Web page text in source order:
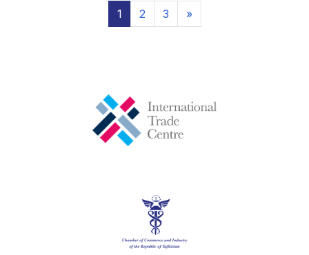
1Page 1
2Page 2
3Page 3
»Next page